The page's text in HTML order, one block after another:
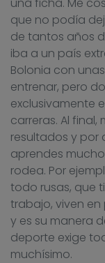
que no podía
de tantos años
iba a un país
Bolonia con
entrenar, pero
exclusivamente
carreras. Al
resultados y por
aprendes
rodea. Por
todo rusas, que
trabajo, viven
y es su manera
deporte exige
muchísimo.